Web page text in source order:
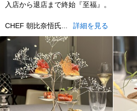
入店から退店まで終始『至福』。
CHEF 朝比奈悟氏... 詳細を見る